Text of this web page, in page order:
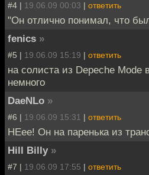
#4 | 19.06.09 00:03 | ответить
"Он отлично понимал, что
fenics »
#5 | 19.06.09 15:19 | ответить
на солиста из Depeche Mode
немного
DaeNLo »
#6 | 19.06.09 15:31 | ответить
НЕее! Он на паренька из
Hill Billy »
#7 | 19.06.09 17:55 | ответить